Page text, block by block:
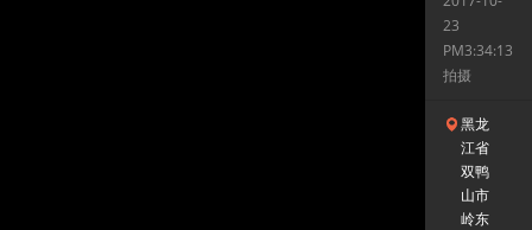
23
PM3:34:13
拍摄
黑龙
江省
双鸭
山市
岭东